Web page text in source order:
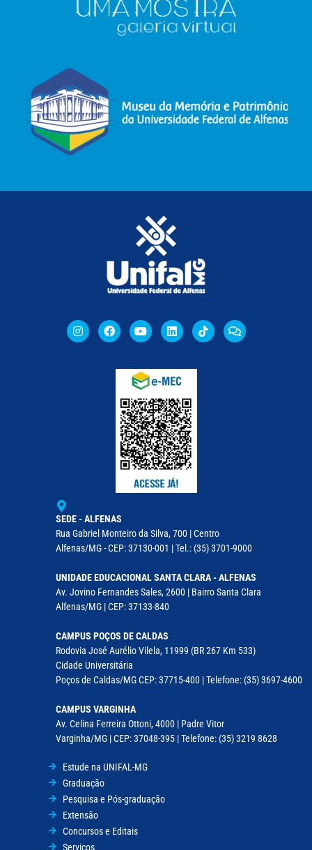
SEDE - ALFENAS
Rua Gabriel Monteiro da Silva, 700 | Centro
Alfenas/MG - CEP: 37130-001 | Tel.: (35) 3701-9000
UNIDADE EDUCACIONAL SANTA CLARA - ALFENAS
Av. Jovino Fernandes Sales, 2600 | Bairro Santa Clara
Alfenas/MG | CEP: 37133-840
CAMPUS POÇOS DE CALDAS
Rodovia José Aurélio Vilela, 11999 (BR 267 Km 533)
Cidade Universitária
Poços de Caldas/MG CEP: 37715-400 | Telefone: (35) 3697-4600
CAMPUS VARGINHA
Av. Celina Ferreira Ottoni, 4000 | Padre Vitor
Varginha/MG | CEP: 37048-395 | Telefone: (35) 3219 8628
Estude na UNIFAL-MG
Graduação
Pesquisa e Pós-graduação
Extensão
Concursos e Editais
Serviços